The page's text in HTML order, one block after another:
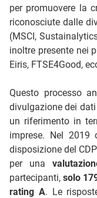
per promuovere la
riconosciute dalle
(MSCI,
inoltre presente nei
Eiris, FTSE4Good,
Questo processo
divulgazione dei
un riferimento in
imprese. Nel 2019
disposizione del
per una
partecipanti,solo
rating A. Le